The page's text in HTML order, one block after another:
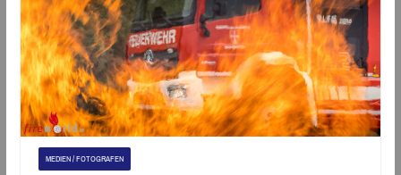
MEDIEN / FOTOGRAFEN